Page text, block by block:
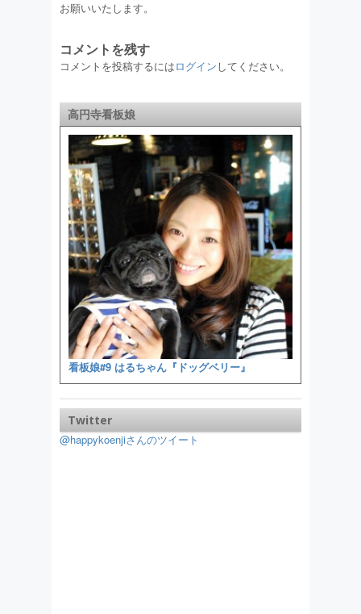
お願いいたします。
コメントを残す
コメントを投稿するにはログインしてください。
高円寺看板娘
看板娘#9 はるちゃん『ドッグベリー』
Twitter
@happykoenjiさんのツイート